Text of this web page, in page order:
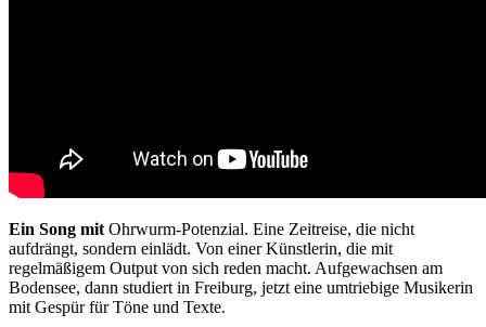
Ein Song mit Ohrwurm-Potenzial. Eine Zeitreise, die nicht
aufdrängt, sondern einlädt. Von einer Künstlerin, die mit
regelmäßigem Output von sich reden macht. Aufgewachsen am
Bodensee, dann studiert in Freiburg, jetzt eine umtriebige Musikerin
mit Gespür für Töne und Texte.